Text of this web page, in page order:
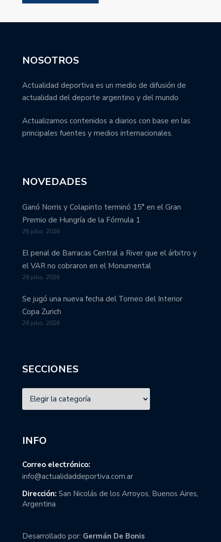
NOSOTROS
Actualidad deportiva es un medio de difusión de
actualidad del deporte argentino y del mundo
Actualizamos contenidos a diarios con base en las
principales fuentes y medios internacionales.
NOVEDADES
Ganó Norris y Colapinto terminó 15° en el Gran
Premio de Hungría de la Fórmula 1
26 julio, 2026
El penal de Barracas Central a River que el árbitro y
el VAR no cobraron en el Monumental
26 julio, 2026
Se jugó una nueva fecha del Torneo del Interior
Copa Zurich
26 julio, 2026
SECCIONES
INFO
Correo electrónico:
info@actualidaddeportiva.com.ar
Dirección: San Nicolás de los Arroyos, Buenos Aires,
Argentina
Desarrollado por: Germán De Bonis